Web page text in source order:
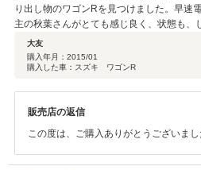
り出し物のワゴンRを見つけました。早速
主の秋葉さんがとても感じ良く、状態も、
方の為、現車確認できませんでしたが、忙
てくれて、安心しました。購入した車も、
良く良い買い物だったと思います。今は毎
大友
購入年月： 2015/01
購入した車：スズキ ワゴンR
販売店の返信
この度は、ご購入ありがとうございま
難しいところもありますが、何かお困